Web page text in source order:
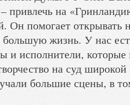
– привлечь на
Он помогает открывать
большую жизнь. У нас
и исполнители, которые
на суд
большие сцены, в